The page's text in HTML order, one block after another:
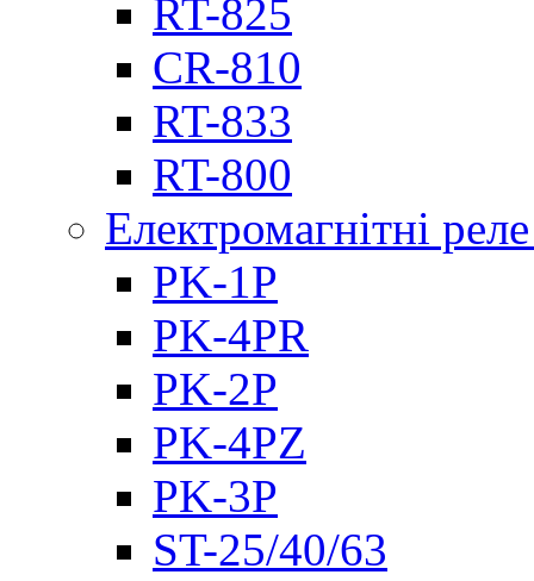
RT-825
CR-810
RT-833
RT-800
Електромагнітні
PK-1P
PK-4PR
PK-2Р
PK-4PZ
PK-3Р
ST-25/40/63